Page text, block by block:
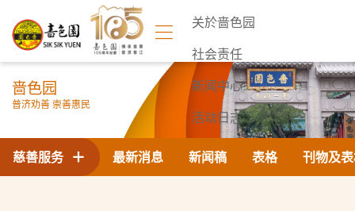
关於啬色园
社会责任
新闻中心
活动日志
联络我们
啬色园
普济劝善 崇善惠民
最新消息 新闻稿 表格 刊物及
慈善服务